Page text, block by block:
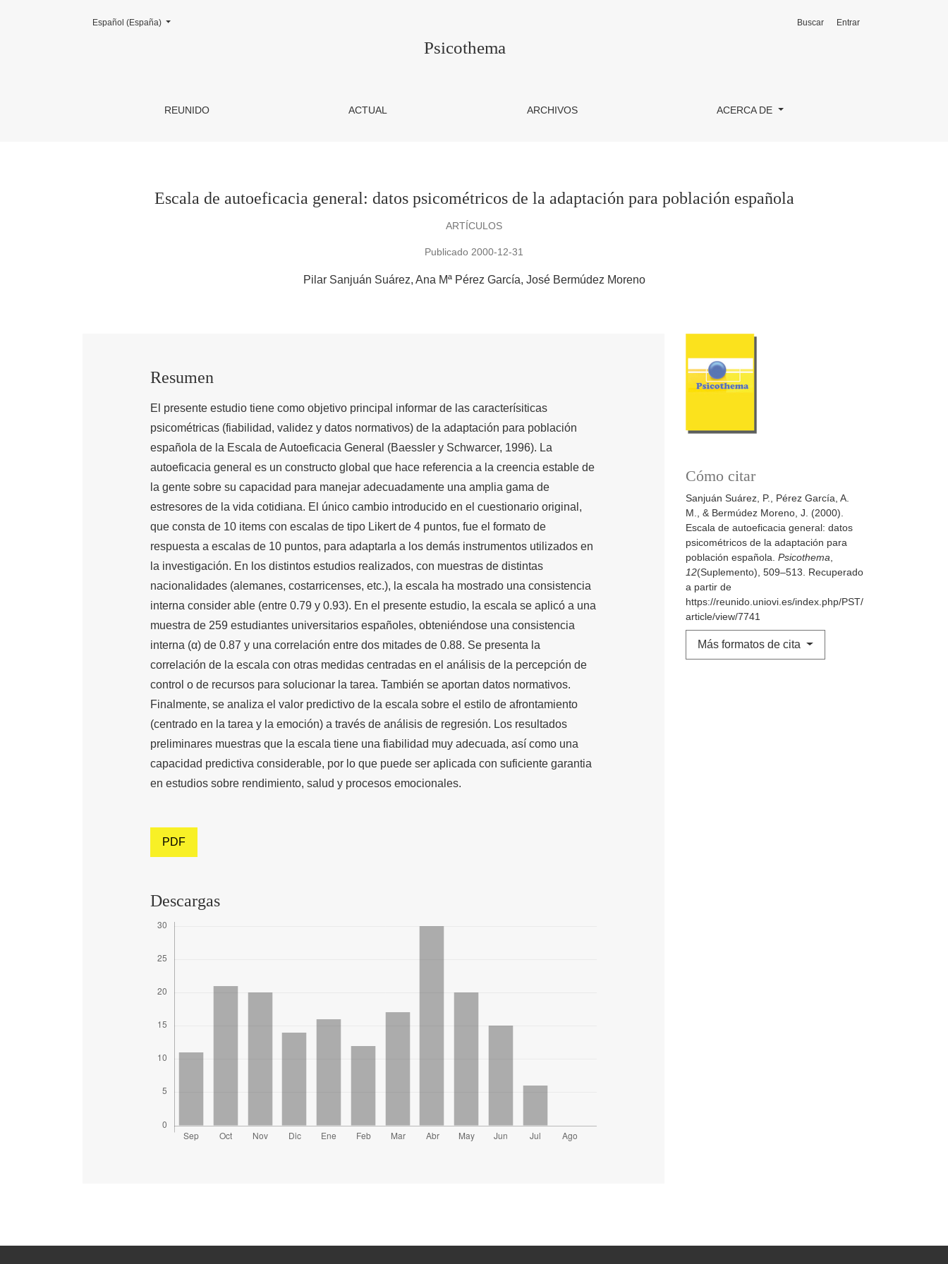
Escala de autoeficacia general: datos psicométricos de la adaptación para población española
Psicothema
REUNIDO ACTUAL ARCHIVOS ACERCA DE
Buscar Entrar
Cambiar el idioma. El actual es:
Español (España)
Escala de autoeficacia general: datos psicométricos de la adaptación para población española
ARTÍCULOS
Publicado 2000-12-31
Pilar Sanjuán Suárez Ana Mª Pérez García José Bermúdez Moreno
Cómo citar
Sanjuán Suárez, P., Pérez García, A.
M., & Bermúdez Moreno, J. (2000).
Escala de autoeficacia general: datos
psicométricos de la adaptación para
población española. Psicothema,
12(Suplemento), 509–513. Recuperado
a partir de
https://reunido.uniovi.es/index.php/PST/
article/view/7741
Más formatos de cita
Resumen
El presente estudio tiene como objetivo principal informar de las caracterísiticas
psicométricas (fiabilidad, validez y datos normativos) de la adaptación para población
española de la Escala de Autoeficacia General (Baessler y Schwarcer, 1996). La
autoeficacia general es un constructo global que hace referencia a la creencia estable de
la gente sobre su capacidad para manejar adecuadamente una amplia gama de
estresores de la vida cotidiana. El único cambio introducido en el cuestionario original,
que consta de 10 items con escalas de tipo Likert de 4 puntos, fue el formato de
respuesta a escalas de 10 puntos, para adaptarla a los demás instrumentos utilizados en
la investigación. En los distintos estudios realizados, con muestras de distintas
nacionalidades (alemanes, costarricenses, etc.), la escala ha mostrado una consistencia
interna consider able (entre 0.79 y 0.93). En el presente estudio, la escala se aplicó a una
muestra de 259 estudiantes universitarios españoles, obteniéndose una consistencia
interna (α) de 0.87 y una correlación entre dos mitades de 0.88. Se presenta la
correlación de la escala con otras medidas centradas en el análisis de la percepción de
control o de recursos para solucionar la tarea. También se aportan datos normativos.
Finalmente, se analiza el valor predictivo de la escala sobre el estilo de afrontamiento
(centrado en la tarea y la emoción) a través de análisis de regresión. Los resultados
preliminares muestras que la escala tiene una fiabilidad muy adecuada, así como una
capacidad predictiva considerable, por lo que puede ser aplicada con suficiente garantia
en estudios sobre rendimiento, salud y procesos emocionales.
PDF
Descargas